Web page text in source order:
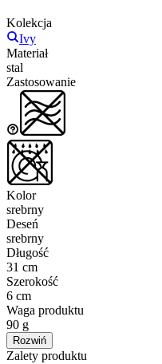
Kolekcja
Ivy
Materiał
stal
Zastosowanie
Kolor
srebrny
Deseń
srebrny
Długość
31 cm
Szerokość
6 cm
Waga produktu
90 g
Rozwiń
Zalety produktu